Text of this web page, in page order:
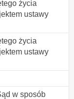
życia
ustawy
życia
ustawy
w sposób